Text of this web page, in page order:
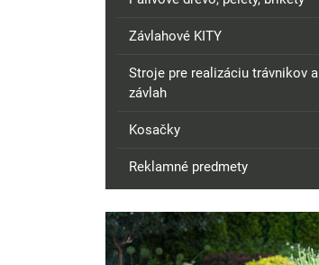
Závlahové KITY
Stroje pre realizáciu trávnikov a
závlah
Kosačky
Reklamné predmety